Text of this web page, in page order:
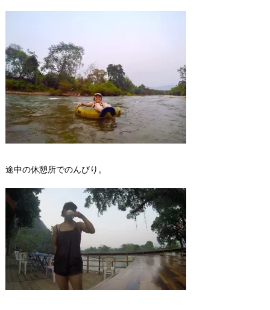
途中の休憩所でのんびり。